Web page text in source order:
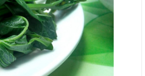
Việc sử dụng hiệu quả chính
sách tài khóa không chỉ mang ý
nghĩa hỗ trợ ngắn hạn mà còn
đóng vai trò tạo nền tảng cho
tăng trưởng bền vững dài hạn.